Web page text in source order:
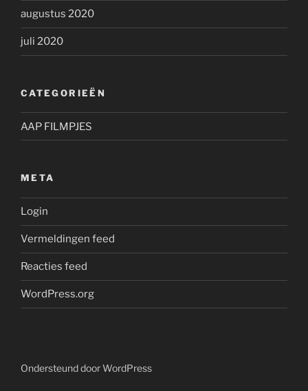
augustus 2020
juli 2020
CATEGORIEËN
AAP FILMPJES
META
Login
Vermeldingen feed
Reacties feed
WordPress.org
Ondersteund door WordPress